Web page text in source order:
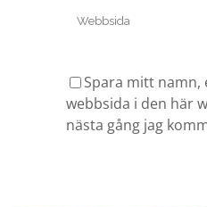
Spara mitt namn,
webbsida i den här
nästa gång jag